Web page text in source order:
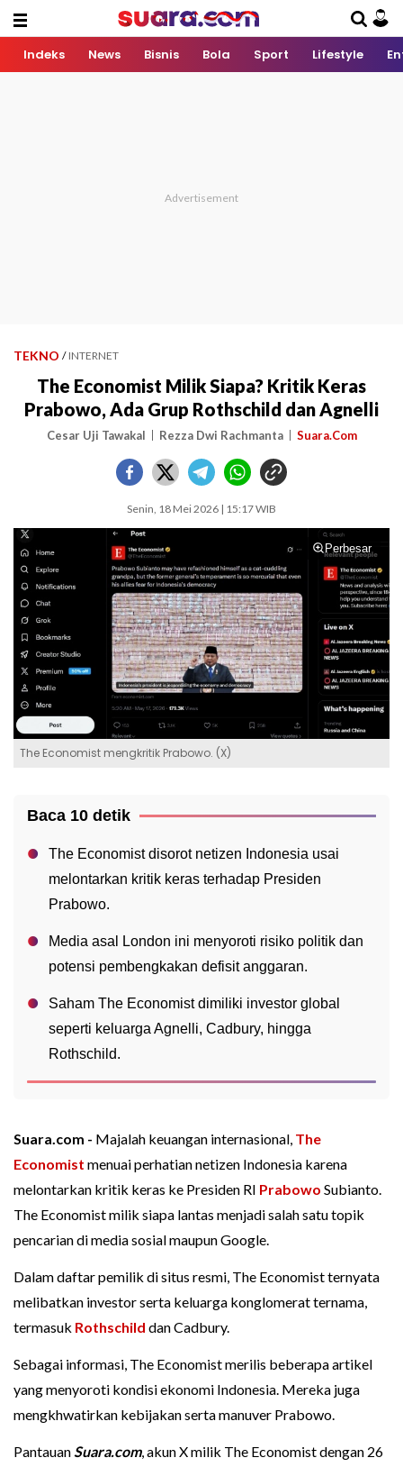
Indeks News Bisnis Bola Sport Lifestyle
TEKNO / INTERNET
The Economist Milik Siapa? Kritik Keras
Prabowo, Ada Grup Rothschild dan Agnelli
Cesar Uji Tawakal Rezza Dwi Rachmanta Suara.Com
Senin, 18 Mei 2026 | 15:17 WIB
Perbesar
The Economist mengkritik Prabowo. (X)
Baca 10 detik
The Economist disorot netizen Indonesia usai
melontarkan kritik keras terhadap Presiden
Prabowo.
Media asal London ini menyoroti risiko politik dan
potensi pembengkakan defisit anggaran.
Saham The Economist dimiliki investor global
seperti keluarga Agnelli, Cadbury, hingga
Rothschild.
Suara.com - Majalah keuangan internasional, The
Economist menuai perhatian netizen Indonesia karena
melontarkan kritik keras ke Presiden RI Prabowo Subianto.
The Economist milik siapa lantas menjadi salah satu topik
pencarian di media sosial maupun Google.
Dalam daftar pemilik di situs resmi, The Economist ternyata
melibatkan investor serta keluarga konglomerat ternama,
termasuk Rothschild dan Cadbury.
Sebagai informasi, The Economist merilis beberapa artikel
yang menyoroti kondisi ekonomi Indonesia. Mereka juga
mengkhwatirkan kebijakan serta manuver Prabowo.
PantauanSuara.com, akun X milik The Economist dengan 26